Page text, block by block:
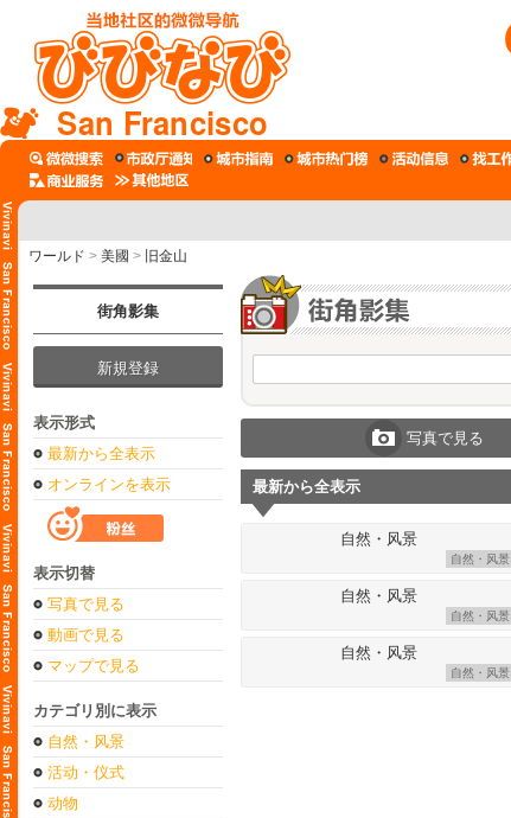
San Francisco
ワールド > 美國 > 旧金山
街角影集
新規登録
表示形式
最新から全表示
オンラインを表示
表示切替
写真で見る
動画で見る
マップで見る
カテゴリ別に表示
自然・风景
活动・仪式
动物
写真で見る
最新から全表示
自然・风景
自然・风景
自然・风景